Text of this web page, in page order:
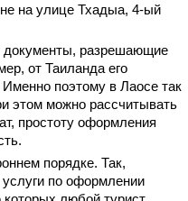
на улице Тхадыа, 4-ый
документы, разрешающие
от Таиланда его
поэтому в Лаосе так
этом можно рассчитывать
простоту оформления
порядке. Так,
услуги по оформлении